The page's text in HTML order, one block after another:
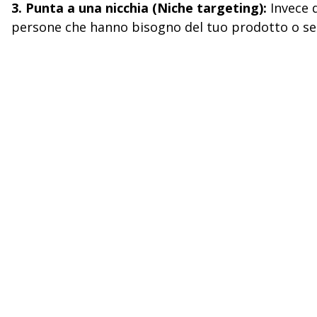
3. Punta a una nicchia (Niche targeting): Invece
persone che hanno bisogno del tuo prodotto o